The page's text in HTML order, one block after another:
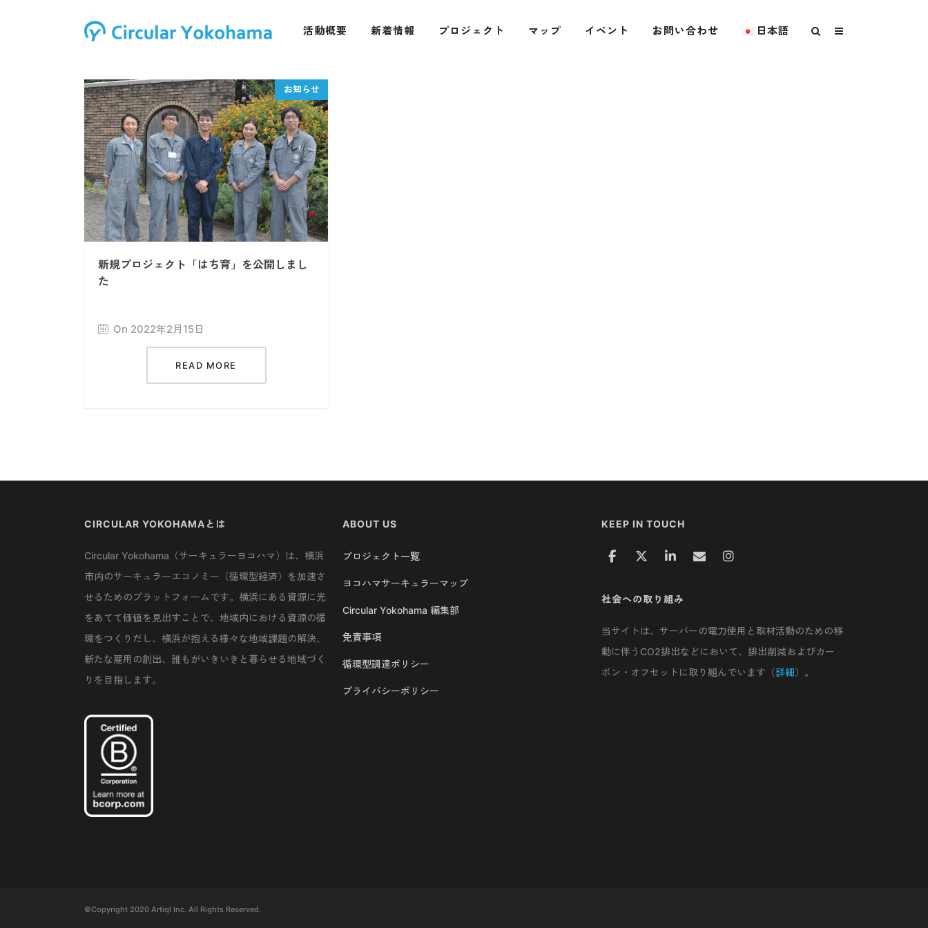
活動概要 新着情報 プロジェクト マップ イベント お問い合わせ 日本語
新規プロジェクト「はち育」を公開しまし
た
On 2022年2月15日
READ MORE
CIRCULAR YOKOHAMAとは
Circular Yokohama（サーキュラーヨコハマ）は、横浜
市内のサーキュラーエコノミー（循環型経済）を加速さ
せるためのプラットフォームです。横浜にある資源に光
をあてて価値を見出すことで、地域内における資源の循
環をつくりだし、横浜が抱える様々な地域課題の解決、
新たな雇用の創出、誰もがいきいきと暮らせる地域づく
りを目指します。
ABOUT US
プロジェクト一覧
ヨコハマサーキュラーマップ
Circular Yokohama 編集部
免責事項
循環型調達ポリシー
プライバシーポリシー
KEEP IN TOUCH
社会への取り組み
当サイトは、サーバーの電力使用と取材活動のための移
動に伴うCO2排出などにおいて、排出削減およびカー
ボン・オフセットに取り組んでいます（詳細）。
©Copyright 2020 Artiql Inc. All Rights Reserved.